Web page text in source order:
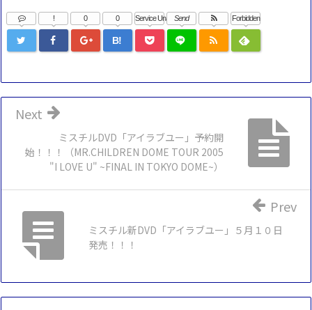
! 0
B!
0 Service Una Send Forbidden
ミスチルDVD「アイラブユー」予約開
始！！！（MR.CHILDREN DOME TOUR 2005
"I LOVE U" ~FINAL IN TOKYO DOME~）
Next
ミスチル新DVD「アイラブユー」５月１０日
発売！！！
Prev